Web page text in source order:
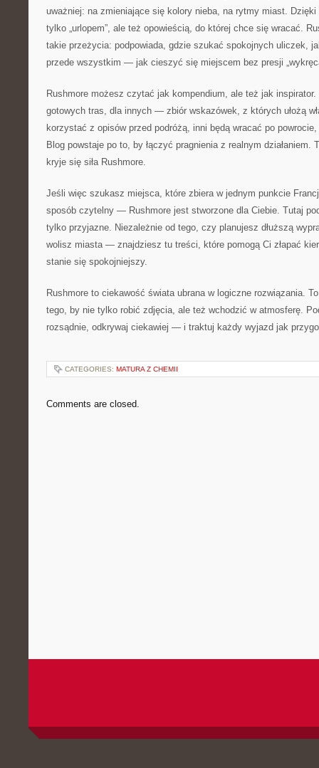
uważniej: na zmieniające się kolory nieba, na rytmy miast.
tylko „urlopem”, ale też opowieścią, do której chce się wracać.
takie przeżycia: podpowiada, gdzie szukać spokojnych uliczek,
przede wszystkim — jak cieszyć się miejscem bez presji
Rushmore możesz czytać jak kompendium, ale też jak inspirator.
gotowych tras, dla innych — zbiór wskazówek, z których ułożą
korzystać z opisów przed podróżą, inni będą wracać po
Blog powstaje po to, by łączyć pragnienia z realnym działaniem.
kryje się siła Rushmore.
Jeśli więc szukasz miejsca, które zbiera w jednym punkcie
sposób czytelny — Rushmore jest stworzone dla Ciebie. Tutaj
tylko przyjazne. Niezależnie od tego, czy planujesz dłuższą
wolisz miasta — znajdziesz tu treści, które pomogą Ci złapać
stanie się spokojniejszy.
Rushmore to ciekawość świata ubrana w logiczne rozwiązania.
tego, by nie tylko robić zdjęcia, ale też wchodzić w atmosferę.
rozsądnie, odkrywaj ciekawiej — i traktuj każdy wyjazd jak
CATEGORIES: MATURA Z CHEMII
Comments are closed.